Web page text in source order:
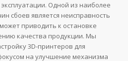
Одной из наиболее
сбоев является неисправность
приводить к остановке
качества продукции. Мы
3D-принтеров для
на улучшение механизма